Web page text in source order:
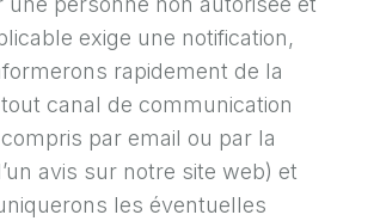
exige une notification,
rapidement de la
canal de communication
par email ou par la
avis sur notre site web) et
les éventuelles